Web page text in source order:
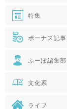
特集
ボーナス記事
ふーぽ編集部
文化系
ライフ